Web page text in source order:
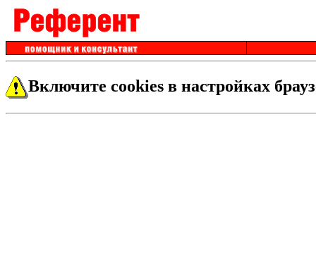
Включите cookies в настройках